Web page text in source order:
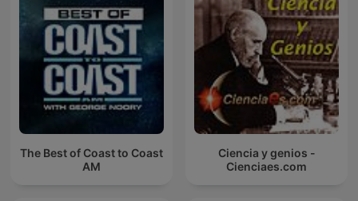
The Best of Coast to Coast
AM
Ciencia y genios -
Cienciaes.com